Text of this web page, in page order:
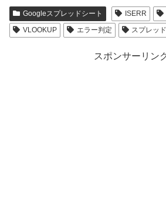
Googleスプレッドシート ISERR
VLOOKUP
エラー判定 スプレッ
スポンサーリン